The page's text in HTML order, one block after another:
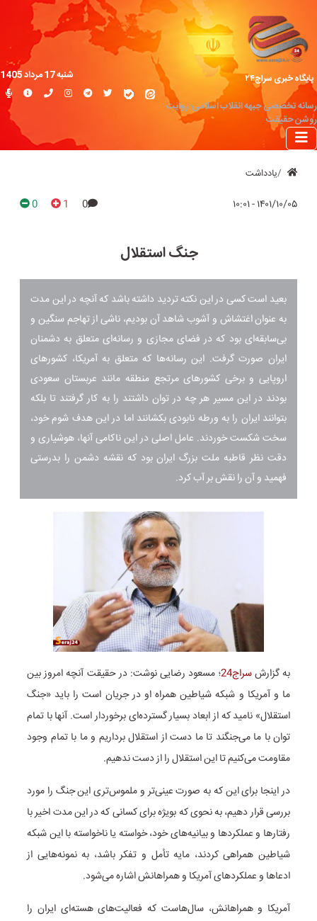
پایگاه خبری سراج۲۴
رسانه تخصصی جبهه انقلاب اسلامی؛ روایت
روشن حقیقت
شنبه 17 مرداد 1405
یادداشت
۱۴۰۱/۱۰/۰۵ - ۱۰:۰۱ 0
1
0
جنگ استقلال
بعید است کسی در این نکته تردید داشته باشد که آنچه در این مدت
به عنوان اغتشاش و آشوب شاهد آن بودیم، ناشی از تهاجم سنگین و
بی‌سابقه‌ای بود که در فضای مجازی و رسانه‌ای متعلق به دشمنان
ایران صورت گرفت. این رسانه‌ها که متعلق به آمریکا، کشورهای
اروپایی و برخی کشورهای مرتجع منطقه مانند عربستان سعودی
بودند در این مسیر هر چه در توان داشتند را به کار گرفتند تا بلکه
بتوانند ایران را به ورطه نابودی بکشانند اما در این هدف شوم خود،
سخت شکست خوردند. عامل اصلی در این ناکامی آنها، هوشیاری و
دقت نظر قاطبه ملت بزرگ ایران بود که نقشه دشمن را بدرستی
فهمید و آن را نقش بر آب کرد.
به گزارشسراج24
؛ مسعود رضایی نوشت: در حقیقت آنچه امروز بین
ما و آمریکا و شبکه شیاطین همراه او در جریان است را باید «جنگ
استقلال» نامید که از ابعاد بسیار گسترده‌ای برخوردار است. آنها با تمام
توان با ما می‌جنگند تا ما دست از استقلال برداریم و ما با تمام وجود
مقاومت می‌کنیم تا این استقلال را از دست ندهیم.
در اینجا برای این که به صورت عینی‌تر و ملموس‌تری این جنگ را مورد
بررسی قرار دهیم، به نحوی که بویژه برای کسانی که در این مدت اخیر با
رفتارها و عملکردها و بیانیه‌های خود، خواسته یا ناخواسته با این شبکه
شیاطین همراهی کردند، مایه تأمل و تفکر باشد، به نمونه‌هایی از
ادعاها و عملکردهای آمریکا و همراهانش اشاره می‌شود.
آمریکا و همراهانش، سال‌هاست که فعالیت‌های هسته‌ای ایران را